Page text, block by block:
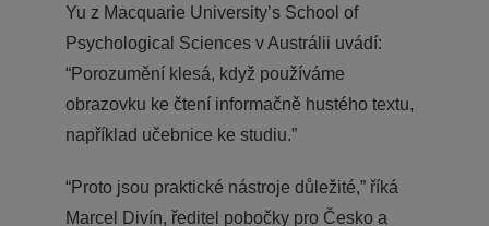
Yu z Macquarie University’s School of
Psychological Sciences v Austrálii uvádí:
“Porozumění klesá, když používáme
obrazovku ke čtení informačně hustého textu,
například učebnice ke studiu.”
“Proto jsou praktické nástroje důležité,” říká
Marcel Divín, ředitel pobočky pro Česko a